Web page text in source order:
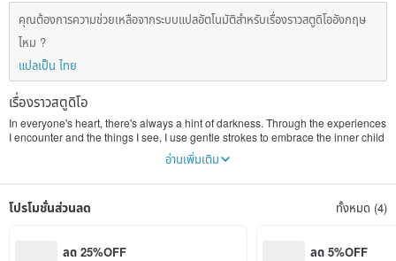
คุณต้องการความช่วยเหลือจากระบบแปลอัตโนมัติสำหรับเรื่องราวสตูดิโออังกฤษ
ไหม ?
แปลเป็น ไทย
เรื่องราวสตูดิโอ
In everyone's heart, there's always a hint of darkness. Through the experiences
I encounter and the things I see, I use gentle strokes to embrace the inner child
in everyone. I also hope and look forward to that day when we can try to
embrace our past selves, facing life's challenges with ease and arriving at a
อ่านเพิ่มเติม
โปรโมชั่นส่วนลด ทั้งหมด (4)
ลด 25%OFF
ลด 5%OFF